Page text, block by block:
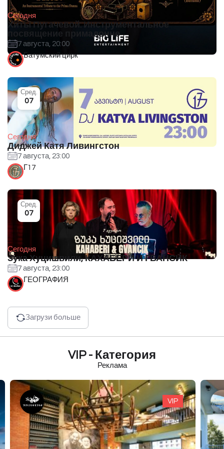
Сегодня
Хиты Пугачевой: Инструментальное
посвящение примадонне
7 августа, 20:00
Батумский цирк
Сегодня
Диджей Катя Ливингстон
7 августа, 23:00
Сред.
07
Г17
Сегодня
Зука Хуцишвили, КАХАБЕРИ И ГВАНСИК
7 августа, 23:00
Сред.
07
ГЕОГРАФИЯ
Загрузи больше
VIP - Категория
Реклама
VIP